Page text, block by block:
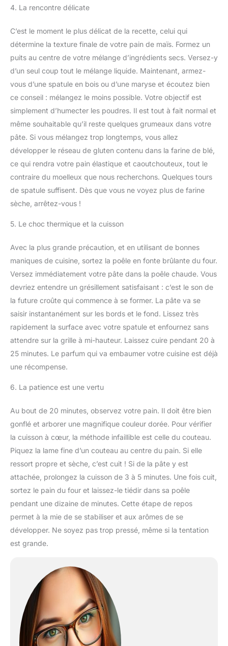
4. La rencontre délicate
C’est le moment le plus délicat de la recette, celui qui
détermine la texture finale de votre pain de maïs. Formez un
puits au centre de votre mélange d’ingrédients secs. Versez-y
d’un seul coup tout le mélange liquide. Maintenant, armez-
vous d’une spatule en bois ou d’une maryse et écoutez bien
ce conseil : mélangez le moins possible. Votre objectif est
simplement d’humecter les poudres. Il est tout à fait normal et
même souhaitable qu’il reste quelques grumeaux dans votre
pâte. Si vous mélangez trop longtemps, vous allez
développer le réseau de gluten contenu dans la farine de blé,
ce qui rendra votre pain élastique et caoutchouteux, tout le
contraire du moelleux que nous recherchons. Quelques tours
de spatule suffisent. Dès que vous ne voyez plus de farine
sèche, arrêtez-vous !
5. Le choc thermique et la cuisson
Avec la plus grande précaution, et en utilisant de bonnes
maniques de cuisine, sortez la poêle en fonte brûlante du four.
Versez immédiatement votre pâte dans la poêle chaude. Vous
devriez entendre un grésillement satisfaisant : c’est le son de
la future croûte qui commence à se former. La pâte va se
saisir instantanément sur les bords et le fond. Lissez très
rapidement la surface avec votre spatule et enfournez sans
attendre sur la grille à mi-hauteur. Laissez cuire pendant 20 à
25 minutes. Le parfum qui va embaumer votre cuisine est déjà
une récompense.
6. La patience est une vertu
Au bout de 20 minutes, observez votre pain. Il doit être bien
gonflé et arborer une magnifique couleur dorée. Pour vérifier
la cuisson à cœur, la méthode infaillible est celle du couteau.
Piquez la lame fine d’un couteau au centre du pain. Si elle
ressort propre et sèche, c’est cuit ! Si de la pâte y est
attachée, prolongez la cuisson de 3 à 5 minutes. Une fois cuit,
sortez le pain du four et laissez-le tiédir dans sa poêle
pendant une dizaine de minutes. Cette étape de repos
permet à la mie de se stabiliser et aux arômes de se
développer. Ne soyez pas trop pressé, même si la tentation
est grande.